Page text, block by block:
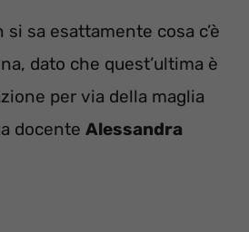
sa esattamente cosa c’è
dato che quest’ultima è
per via della maglia
docente Alessandra